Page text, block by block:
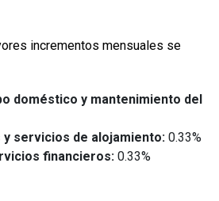
incrementos mensuales se
doméstico y mantenimiento del
y servicios de alojamiento: 0.33%
financieros: 0.33%